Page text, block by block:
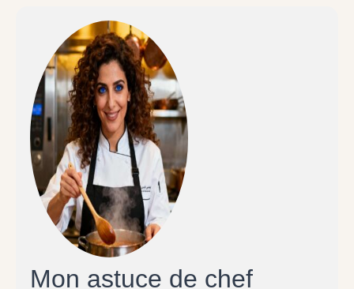
Mon astuce de chef